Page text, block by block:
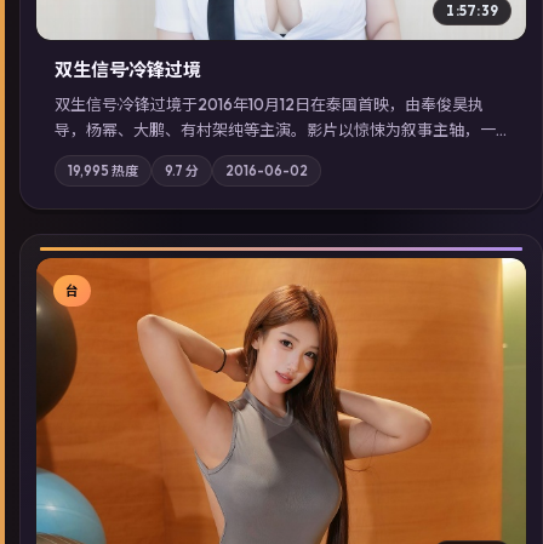
1:57:39
双生信号·冷锋过境
双生信号·冷锋过境于2016年10月12日在泰国首映，由奉俊昊执
导，杨幂、大鹏、有村架纯等主演。影片以惊悚为叙事主轴，一
场意外将众人卷入不可撤回的连锁反应；摄影与配乐强化地域气
质；站内亦可通过「国产免费观看高清电视剧在线看」延展检索
同类型高分佳作，畅享高清在线追剧体验。
19,995 热度 9.7 分 2016-06-02
▶
台